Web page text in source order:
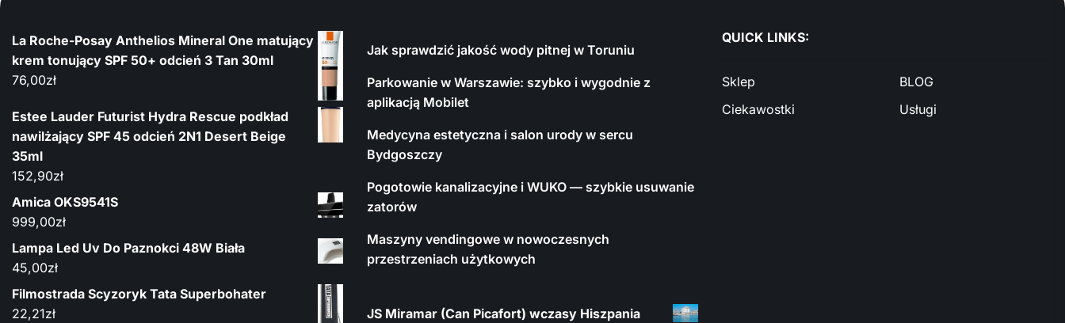
La Roche-Posay Anthelios Mineral One matujący
krem tonujący SPF 50+ odcień 3 Tan 30ml
76,00zł
Estee Lauder Futurist Hydra Rescue podkład
nawilżający SPF 45 odcień 2N1 Desert Beige
35ml
152,90zł
Amica OKS9541S
999,00zł
Lampa Led Uv Do Paznokci 48W Biała
45,00zł
Filmostrada Scyzoryk Tata Superbohater
22,21zł
Jak sprawdzić jakość wody pitnej w Toruniu
Parkowanie w Warszawie: szybko i wygodnie z
aplikacją Mobilet
Medycyna estetyczna i salon urody w sercu
Bydgoszczy
Pogotowie kanalizacyjne i WUKO — szybkie usuwanie
zatorów
Maszyny vendingowe w nowoczesnych
przestrzeniach użytkowych
JS Miramar (Can Picafort) wczasy Hiszpania
QUICK LINKS:
Sklep
BLOG
Ciekawostki
Usługi